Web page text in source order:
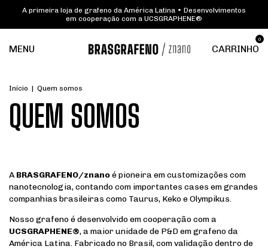
A primeira loja de grafeno da América Latina • Desenvolvimentos
em cooperação com a UCSGRAPHENE®
MENU CARRINHO
0
Início | Quem somos
QUEM SOMOS
A BRASGRAFENO/znanoé pioneira em customizações com
nanotecnologia, contando com importantes cases em grandes
companhias brasileiras como Taurus, Keko e Olympikus.
Nosso grafeno é desenvolvido em cooperação com a
UCSGRAPHENE®, a maior unidade de P&D em grafeno da
América Latina. Fabricado no Brasil, com validação dentro de